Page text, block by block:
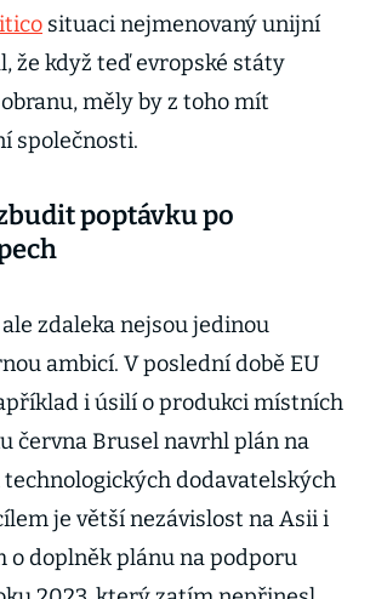
situaci nejmenovaný unijní
že když teď evropské státy
měly by z toho mít
společnosti.
poptávku po
zdaleka nejsou jedinou
ambicí. V poslední době EU
i úsilí o produkci místních
června Brusel navrhl plán na
dodavatelských
je větší nezávislost na Asii i
o doplněk plánu na podporu